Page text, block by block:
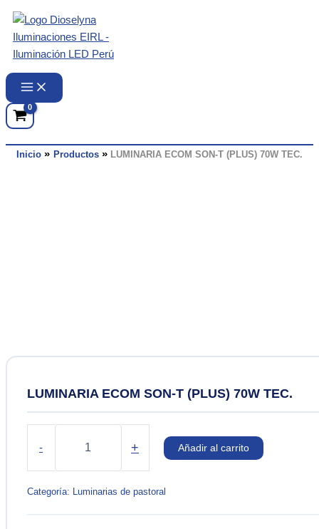
contenido
Inicio Productos LUMINARIA ECOM SON-T (PLUS) 70W TEC.
LUMINARIA ECOM SON-T (PLUS) 70W TEC.
-
T
(PLUS)
+ Añadir al carrito
Categoría: Luminarias de pastoral